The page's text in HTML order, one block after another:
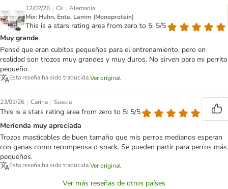
12/02/26 | Ck | Alemania
Mix: Huhn, Ente, Lamm (Monoprotein)
This is a stars rating area from zero to 5: 5/5
Muy grande
Pensé que eran cubitos pequeños para el entrenamiento, pero en
realidad son trozos muy grandes y muy duros. No sirven para mi perrito
pequeño.
Esta reseña ha sido traducida.Ver original
23/01/26 | Carina | Suecia
This is a stars rating area from zero to 5: 5/5
Merienda muy apreciada
Trozos masticables de buen tamaño que mis perros medianos esperan
con ganas como recompensa o snack. Se pueden partir para perros más
pequeños.
Esta reseña ha sido traducida.Ver original
Ver más reseñas de otros países